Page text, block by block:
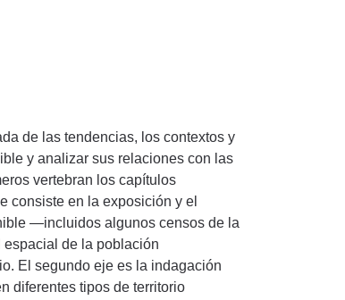
de las tendencias, los contextos y
y analizar sus relaciones con las
vertebran los capítulos
consiste en la exposición y el
—incluidos algunos censos de la
de la población
El segundo eje es la indagación
diferentes tipos de territorio